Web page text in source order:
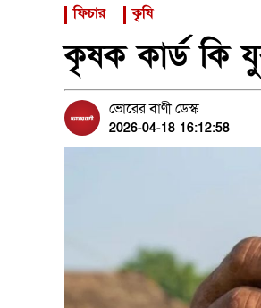
ফিচার কৃষি
কৃষক কার্ড কি
ভোরের বাণী ডেস্ক
2026-04-18 16:12:58